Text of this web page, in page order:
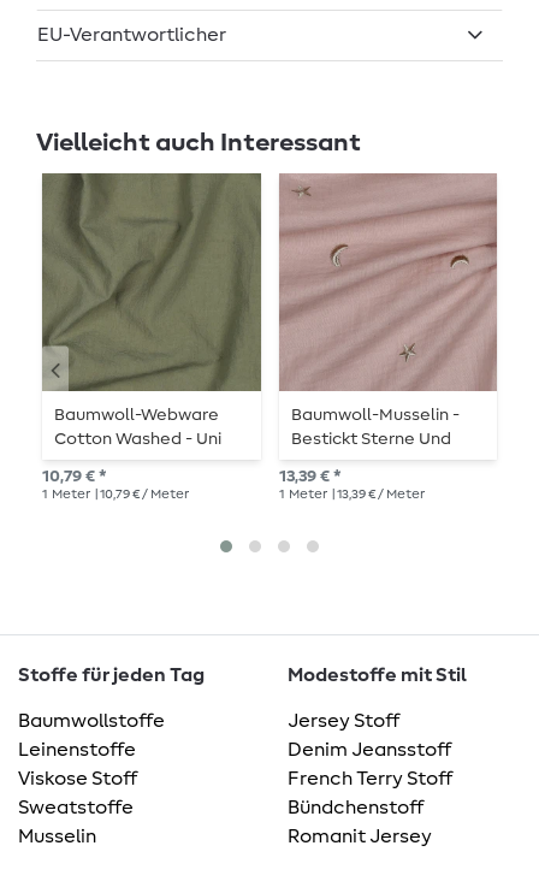
EU-Verantwortlicher
Vielleicht auch Interessant
Baumwoll-Webware
Cotton Washed - Uni
Armygrün
10,79 € *
1 Meter | 10,79 € / Meter
Baumwoll-Musselin -
Bestickt Sterne Und
Monde Altrosa
13,39 € *
1 Meter | 13,39 € / Meter
Stoffe für jeden Tag
Baumwollstoffe
Leinenstoffe
Viskose Stoff
Sweatstoffe
Musselin
Modestoffe mit Stil
Jersey Stoff
Denim Jeansstoff
French Terry Stoff
Bündchenstoff
Romanit Jersey